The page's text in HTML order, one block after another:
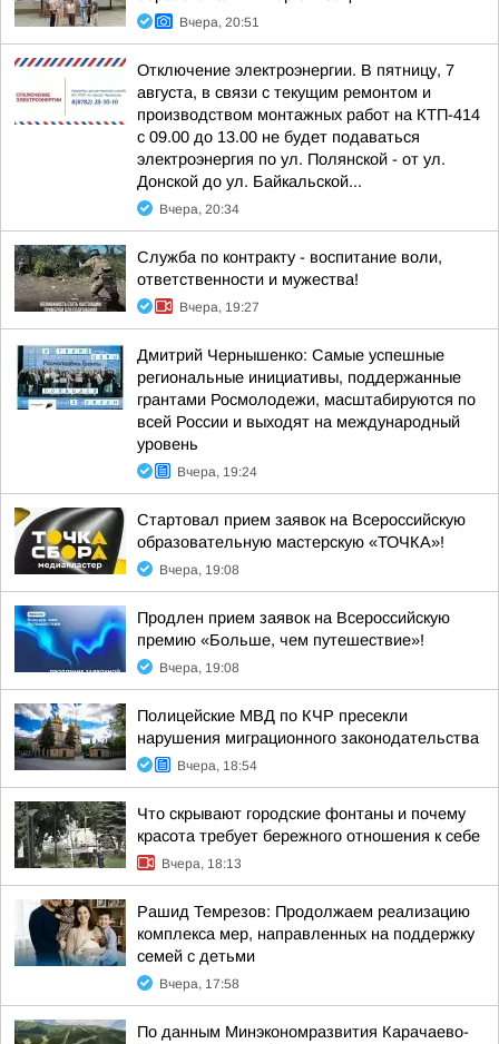
Вчера, 20:51
Отключение электроэнергии. В пятницу, 7
августа, в связи с текущим ремонтом и
производством монтажных работ на КТП-414
с 09.00 до 13.00 не будет подаваться
электроэнергия по ул. Полянской - от ул.
Донской до ул. Байкальской...
Вчера, 20:34
Служба по контракту - воспитание воли,
ответственности и мужества!
Вчера, 19:27
Дмитрий Чернышенко: Самые успешные
региональные инициативы, поддержанные
грантами Росмолодежи, масштабируются по
всей России и выходят на международный
уровень
Вчера, 19:24
Стартовал прием заявок на Всероссийскую
образовательную мастерскую «ТОЧКА»!
Вчера, 19:08
Продлен прием заявок на Всероссийскую
премию «Больше, чем путешествие»!
Вчера, 19:08
Полицейские МВД по КЧР пресекли
нарушения миграционного законодательства
Вчера, 18:54
Что скрывают городские фонтаны и почему
красота требует бережного отношения к себе
Вчера, 18:13
Рашид Темрезов: Продолжаем реализацию
комплекса мер, направленных на поддержку
семей с детьми
Вчера, 17:58
По данным Минэкономразвития Карачаево-